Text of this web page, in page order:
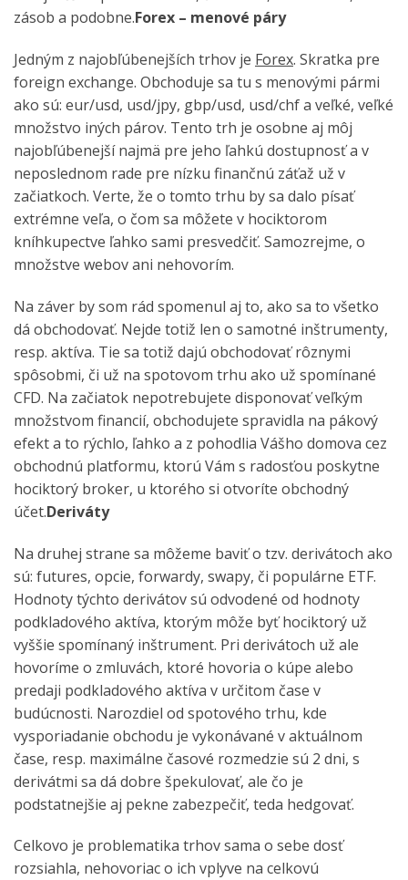
zásob a podobne.Forex – menové páry
Jedným z najobľúbenejších trhov je Forex. Skratka pre
foreign exchange. Obchoduje sa tu s menovými pármi
ako sú: eur/usd, usd/jpy, gbp/usd, usd/chf a veľké, veľké
množstvo iných párov. Tento trh je osobne aj môj
najobľúbenejší najmä pre jeho ľahkú dostupnosť a v
neposlednom rade pre nízku finančnú záťaž už v
začiatkoch. Verte, že o tomto trhu by sa dalo písať
extrémne veľa, o čom sa môžete v hociktorom
kníhkupectve ľahko sami presvedčiť. Samozrejme, o
množstve webov ani nehovorím.
Na záver by som rád spomenul aj to, ako sa to všetko
dá obchodovať. Nejde totiž len o samotné inštrumenty,
resp. aktíva. Tie sa totiž dajú obchodovať rôznymi
spôsobmi, či už na spotovom trhu ako už spomínané
CFD. Na začiatok nepotrebujete disponovať veľkým
množstvom financií, obchodujete spravidla na pákový
efekt a to rýchlo, ľahko a z pohodlia Vášho domova cez
obchodnú platformu, ktorú Vám s radosťou poskytne
hociktorý broker, u ktorého si otvoríte obchodný
účet.Deriváty
Na druhej strane sa môžeme baviť o tzv. derivátoch ako
sú: futures, opcie, forwardy, swapy, či populárne ETF.
Hodnoty týchto derivátov sú odvodené od hodnoty
podkladového aktíva, ktorým môže byť hociktorý už
vyššie spomínaný inštrument. Pri derivátoch už ale
hovoríme o zmluvách, ktoré hovoria o kúpe alebo
predaji podkladového aktíva v určitom čase v
budúcnosti. Narozdiel od spotového trhu, kde
vysporiadanie obchodu je vykonávané v aktuálnom
čase, resp. maximálne časové rozmedzie sú 2 dni, s
derivátmi sa dá dobre špekulovať, ale čo je
podstatnejšie aj pekne zabezpečiť, teda hedgovať.
Celkovo je problematika trhov sama o sebe dosť
rozsiahla, nehovoriac o ich vplyve na celkovú